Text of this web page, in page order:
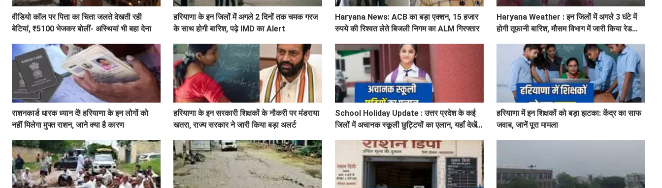
वीडियो कॉल पर पिता का चिता जलते देखती रही
बेटियां, ₹5100 भेजकर बोलीं- अस्थियां भी बहा देना
हरियाणा के इन जिलों में अगले 2 दिनों तक चमक गरज
के साथ होगी बारिश, पढ़े IMD का Alert
Haryana News: ACB का बड़ा एक्शन, 15 हजार
रुपये की रिश्वत लेते बिजली निगम का ALM गिरफ्तार
Haryana Weather : इन जिलों में अगले 3 घंटे में
होगी तूफानी बारिश, मौसम विभाग में जारी किया रेड
राशनकार्ड धारक ध्यान दें! हरियाणा के इन लोगों को
नहीं मिलेगा मुफ्त राशन, जाने क्या है कारण
हरियाणा के इन सरकारी शिक्षकों के नौकरी पर मंडराया
खतरा, राज्य सरकार ने जारी किया बड़ा अलर्ट
School Holiday Update : उत्तर प्रदेश के कई
जिलों में अचानक स्कूली छुट्टियों का एलान, यहाँ देखें
हरियाणा में इन शिक्षकों को बड़ा झटका: केंद्र का साफ
जवाब, जानें पूरा मामला